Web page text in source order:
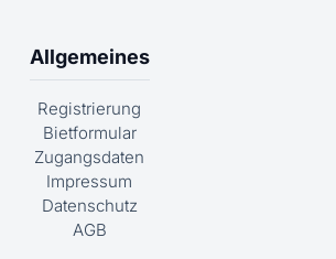
Allgemeines
Registrierung
Bietformular
Zugangsdaten
Impressum
Datenschutz
AGB